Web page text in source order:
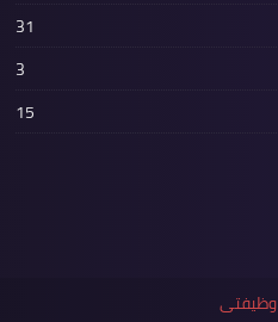
31
3
15
وظيفتى